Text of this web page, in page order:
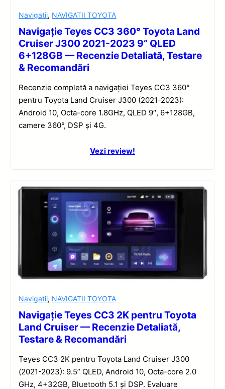
Navigatii, NAVIGATII TOYOTA
Navigație Teyes CC3 360° Toyota Land
Cruiser J300 2021-2023 9” QLED
6+128GB — Recenzie Detaliată, Testare
& Recomandări
Recenzie completă a navigației Teyes CC3 360°
pentru Toyota Land Cruiser J300 (2021-2023):
Android 10, Octa-core 1.8GHz, QLED 9″, 6+128GB,
camere 360°, DSP și 4G.
Vezi review!
Navigatii, NAVIGATII TOYOTA
Navigație Teyes CC3 2K pentru Toyota
Land Cruiser — Recenzie Detaliată,
Testare & Recomandări
Teyes CC3 2K pentru Toyota Land Cruiser J300
(2021-2023): 9.5” QLED, Android 10, Octa-core 2.0
GHz, 4+32GB, Bluetooth 5.1 și DSP. Evaluare